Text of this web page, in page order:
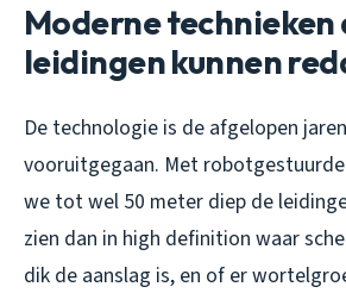
Moderne technieken
leidingen kunnen
De technologie is de afgelopen
vooruitgegaan. Met robotgestuurde
we tot wel 50 meter diep de
zien dan in high definition waar
dik de aanslag is, en of er